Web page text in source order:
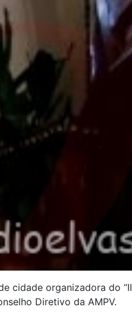
cidade organizadora do “II
Diretivo da AMPV.